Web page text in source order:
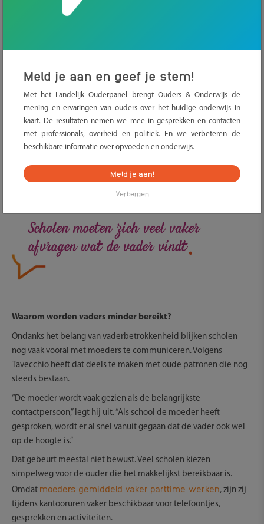
huiswerk of aanwezig is bij oudergesprekken, heeft dat volgens
gesteund.
Tavecchio. “Als een vader diezelfde betrokkenheid laat zien,
heeft dat vaak een extra positief effect op de motivatie en het
zelfvertrouwen van kinderen.”
Een vader die zich nauwelijks bezighoudt met schoolzaken kan
onbedoeld het tegenovergestelde signaal afgeven. “Een
van kinderen. Dat kan uiteindelijk ook doorwerken in hun
Scholen moeten zich veel vaker
afvragen wat de vader vindt.
Waarom worden vaders minder bereikt?
Ondanks het belang van vaderbetrokkenheid blijken scholen
nog vaak vooral met moeders te communiceren. Volgens
Tavecchio heeft dat deels te maken met oude patronen die nog
steeds bestaan.
“De moeder wordt vaak gezien als de belangrijkste
contactpersoon,” legt hij uit. “Als school de moeder heeft
gesproken, wordt er al snel vanuit gegaan dat de vader ook wel
op de hoogte is.”
Dat gebeurt meestal niet bewust. Veel scholen kiezen
simpelweg voor de ouder die het makkelijkst bereikbaar is.
Omdat moeders gemiddeld vaker parttime werken, zijn zij
tijdens kantooruren vaker beschikbaar voor telefoontjes,
gesprekken en activiteiten.
Meld je aan en geef je stem!
Met het Landelijk Ouderpanel brengt Ouders & Onderwijs de
mening en ervaringen van ouders over het huidige onderwijs in
kaart. De resultaten nemen we mee in gesprekken en contacten
met professionals, overheid en politiek. En we verbeteren de
beschikbare informatie over opvoeden en onderwijs.
Meld je aan!
Verbergen